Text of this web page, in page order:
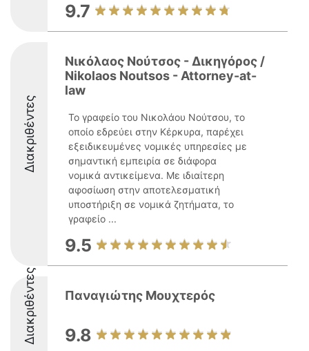
9.7
Διακριθέντες
Νικόλαος Νούτσος - Δικηγόρος /
Nikolaos Noutsos - Attorney-at-
law
Το γραφείο του Νικολάου Νούτσου, το
οποίο εδρεύει στην Κέρκυρα, παρέχει
εξειδικευμένες νομικές υπηρεσίες με
σημαντική εμπειρία σε διάφορα
νομικά αντικείμενα. Με ιδιαίτερη
αφοσίωση στην αποτελεσματική
υποστήριξη σε νομικά ζητήματα, το
γραφείο ...
9.5
Διακριθέντες Παναγιώτης Μουχτερός
9.8